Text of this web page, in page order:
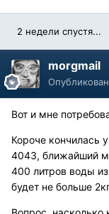
2 недели спустя...
morgmail
Вот и мне
Короче кончилась
4043, ближайший
400 литров воды
будет не больше